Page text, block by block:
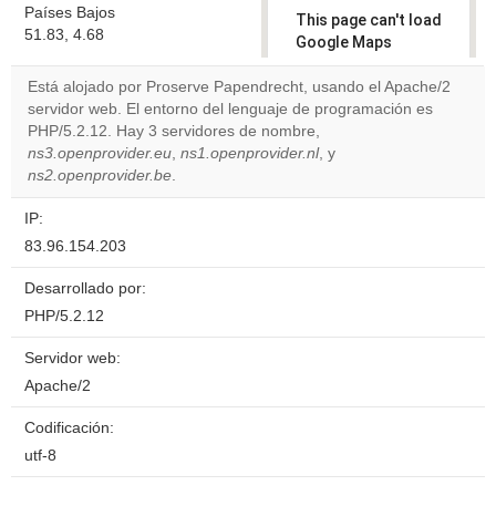
Países Bajos
51.83, 4.68
This page can't load
Google Maps
correctly.
Do you
own this
website?
Está alojado por Proserve Papendrecht, usando el Apache/2
servidor web. El entorno del lenguaje de programación es
PHP/5.2.12. Hay 3 servidores de nombre,
ns3.openprovider.eu, ns1.openprovider.nl, y
ns2.openprovider.be.
IP:
83.96.154.203
Desarrollado por:
PHP/5.2.12
Servidor web:
Apache/2
Codificación:
utf-8